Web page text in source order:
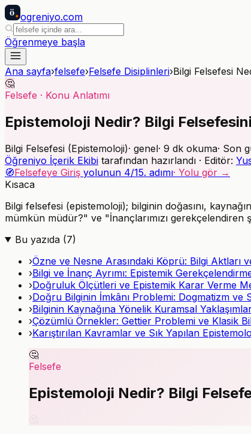
ö ogreniyo.com
Öğrenmeye başla
Ana sayfa›felsefe›Felsefe Disiplinleri›Bilgi Felsefesi
🤔
Felsefe · Konu Anlatımı
Epistemoloji Nedir? Bilgi
Bilgi Felsefesi (Epistemoloji)· genel· 9 dk okuma· Son
Öğreniyo İçerik Ekibi tarafından hazırlandı · Editör:
🧭Felsefeye Giriş yolunun 4/15. adımı· Yolu gör →
Kısaca
Bilgi felsefesi (epistemoloji); bilginin doğasını,
mümkün müdür?" ve "İnançlarımızı
Bu yazıda (7)
›Özne ve Nesne Arasındaki Köprü: Bilgi Aktları
›Bilgi ve İnanç Ayrımı: Epistemik
›Doğruluk Ölçütleri ve Epistemik Karar Verme
›Doğru Bilginin İmkânı Problemi: Dogmatizm ve
›Bilginin Kaynağına Yönelik Kuramsal
›Çözümlü Örnekler: Gettier Problemi ve Klasik
›Karıştırılan Kavramlar ve Sık Yapılan
🤔
Felsefe
Epistemoloji Nedir? Bilgi